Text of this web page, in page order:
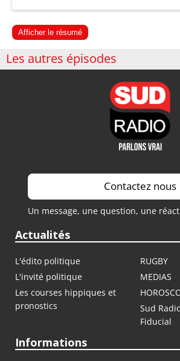
Afficher le résumé
Les autres épisodes
Contactez nous
Un message, une question, une
Actualités
L'édito politique
RUGBY
L'invité politique
MEDIAS
Les courses hippiques et
pronostics
Sud
Fiducial
Informations